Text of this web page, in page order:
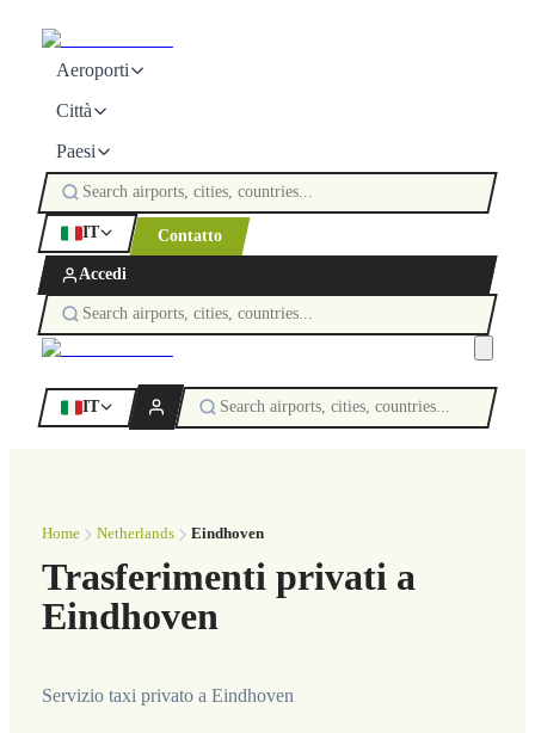
Aeroporti
Città
Paesi
IT Contatto
Accedi
IT
Home Netherlands Eindhoven
Trasferimenti privati a
Eindhoven
Servizio taxi privato a Eindhoven